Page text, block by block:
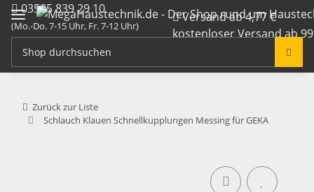
03585 839 29 10
(Mo.-Do. 7-15 Uhr, Fr. 7-12 Uhr)
info@megahaustechnik.de
Versand ab 4,77 €
kostenloser Versand ab
Zurück zur Liste
Schlauch Klauen Schnellkupplungen Messing für GEKA